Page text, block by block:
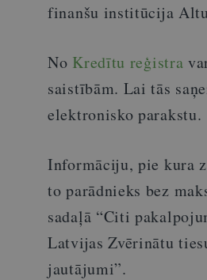
finanšu institūcija
No Kredītu reģistra
saistībām. Lai tās
elektronisko parakstu.
Informāciju, pie kura
to parādnieks bez
sadaļā “Citi
Latvijas Zvērinātu
jautājumi”.